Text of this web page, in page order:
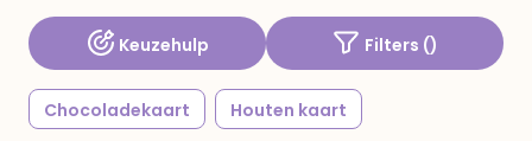
Keuzehulp Filters ()
Chocoladekaart Houten kaart